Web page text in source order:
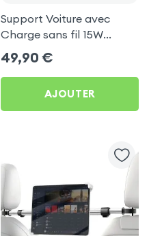
Support Voiture avec
Charge sans fil 15W
Forcell pour Vivo X80 Pro
49,90 €
AJOUTER